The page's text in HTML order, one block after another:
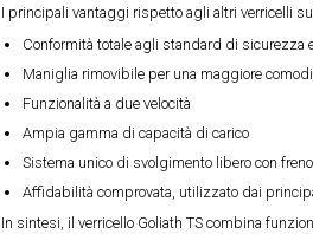
I principali vantaggi rispetto agli altri verricelli
Conformità totale agli standard di sicurezza
Maniglia rimovibile per una maggiore
Funzionalità a due velocità
Ampia gamma di capacità di carico
Sistema unico di svolgimento libero con
Affidabilità comprovata, utilizzato dai
In sintesi, il verricello Goliath TS combina